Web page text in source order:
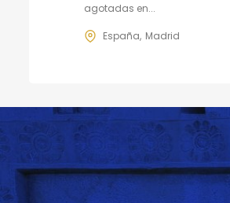
agotadas en...
España Madrid